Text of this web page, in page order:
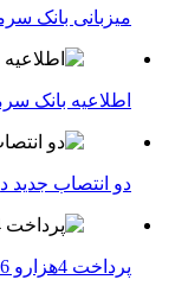
میزبانی بانک
اطلاعیه بانک
دو انتصاب جدید
پرداخت 4هزارو 416 میلیارد ریال خسارت جدید